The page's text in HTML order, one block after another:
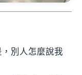
別人怎麼說我